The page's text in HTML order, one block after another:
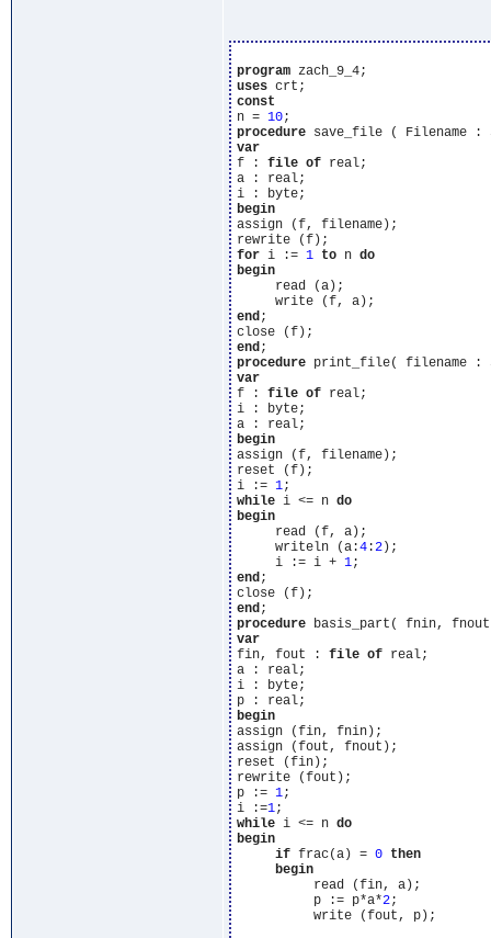
program
uses
const
n = 10
procedure save_file ( Filename :
var
f : file of real;
a : real;
begin
assign (f, filename);
for i := 1 to n do
begin
     read (a);
end;
end
procedure print_file( filename :
var
f : file of real;
i : byte;
begin
assign (f, filename);
reset (f);
i := 1
while i <= n do
begin
     read (f, a);
     writeln (a:
4:2);
     i := i +
1
end;
end
procedure basis_part( fnin,
var
fin, fout : file of real;
a : real;
i : byte;
begin
assign (fin, fnin);
assign (fout, fnout);
reset (fin);
rewrite (fout);
p := 1;
i :=1
while i <= n do
begin
if frac(a) = 0 then
begin
          read (fin, a);
          p := p*a*
2;
          write (fout, p);